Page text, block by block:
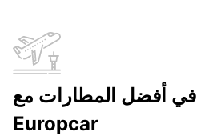
في أفضل المطارات مع
Europcar